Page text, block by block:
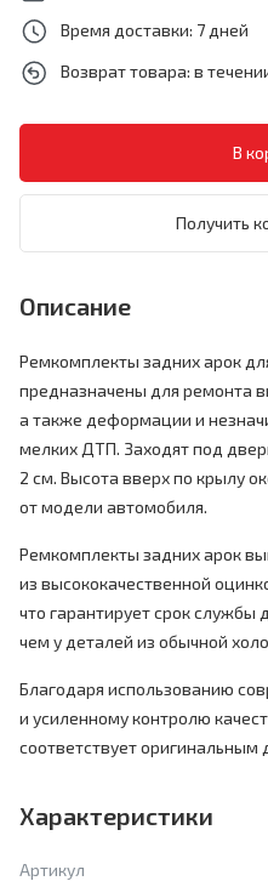
Время доставки: 7 дней
Возврат товара: в
Получить
Описание
Ремкомплекты задних арок
предназначены для ремонта
а также деформации и
мелких ДТП. Заходят под
2 см. Высота вверх по крылу
от модели автомобиля.
Ремкомплекты задних арок
из высококачественной
что гарантирует срок службы
чем у деталей из обычной
Благодаря использованию
и усиленному контролю
соответствует оригинальным
Характеристики
Артикул